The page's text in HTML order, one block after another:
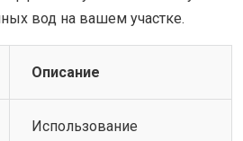
вод на вашем участке.
Описание
Использование